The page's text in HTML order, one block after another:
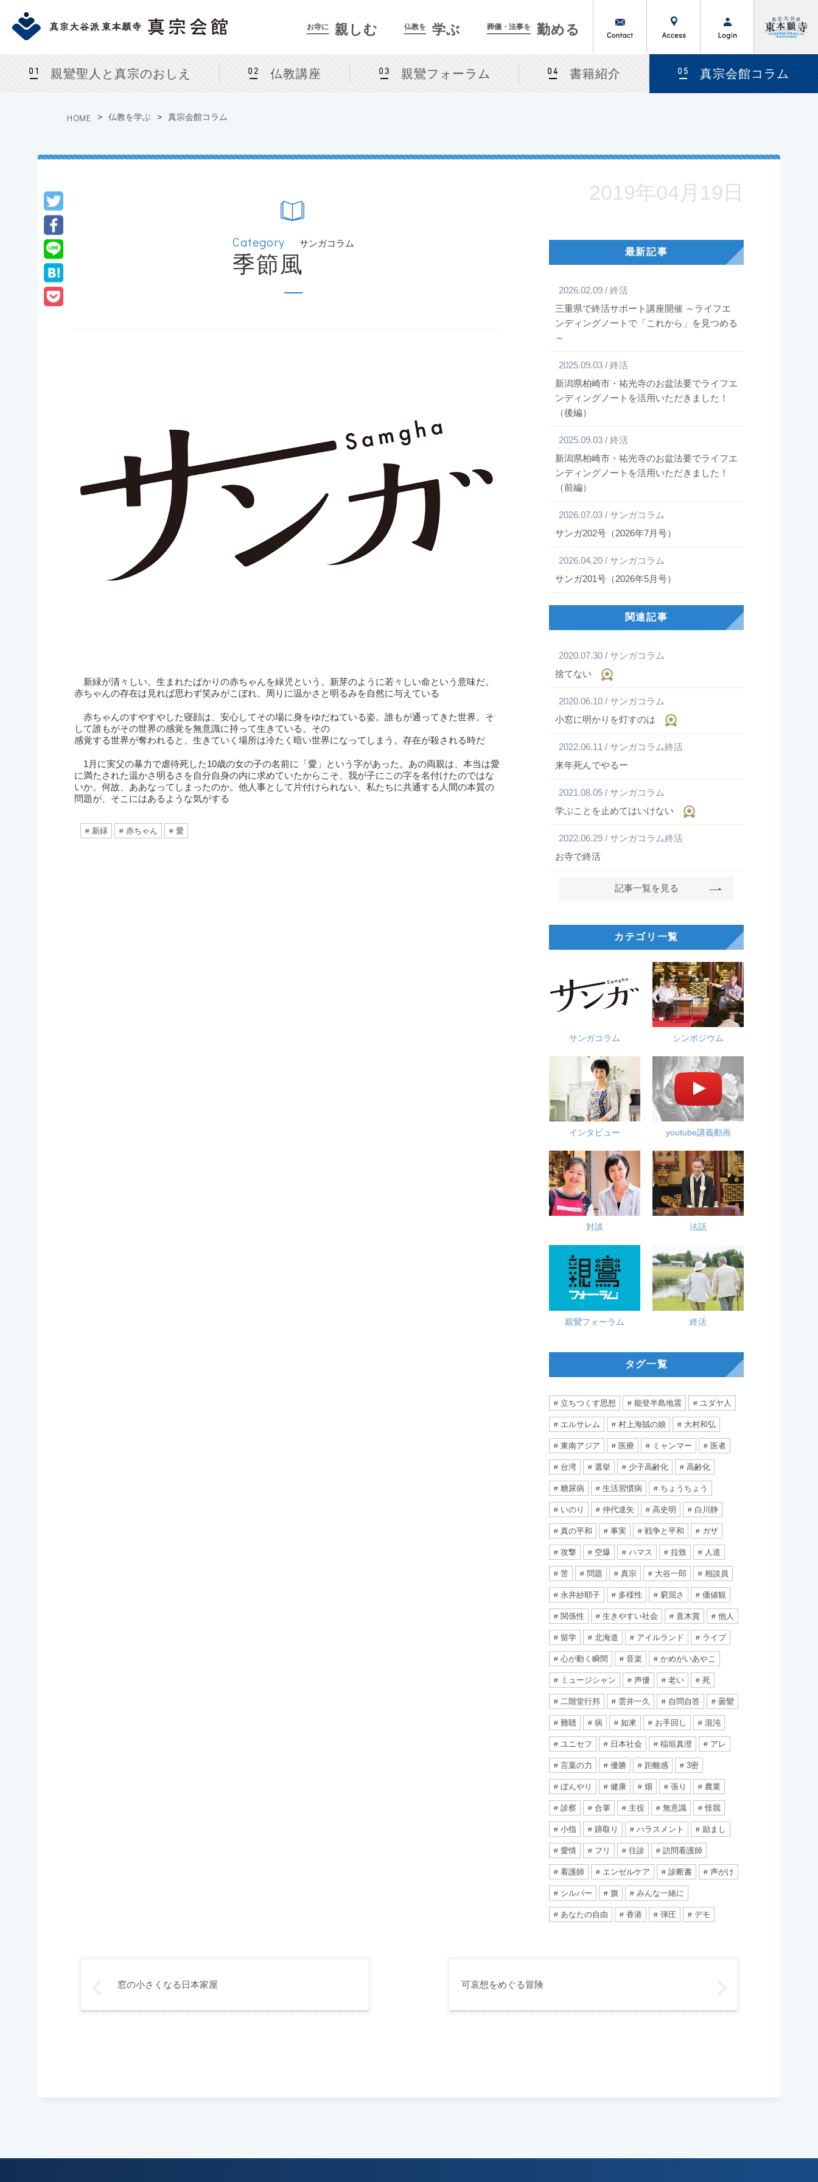
お寺に 親しむ 仏教を 学ぶ 葬儀・法事を 勤める
親鸞聖人と真宗のおしえ 仏教講座 親鸞フォーラム 書籍紹介 真宗会館コラム
HOME > 仏教を学ぶ > 真宗会館コラム
2019年04月19日
Category サンガコラム
季節風
新緑が清々しい。生まれたばかりの赤ちゃんを緑児という。新芽のように若々しい命という意味だ。
赤ちゃんの存在は見れば思わず笑みがこぼれ、周りに温かさと明るみを自然に与えている
赤ちゃんのすやすやした寝顔は、安心してその場に身をゆだねている姿。誰もが通ってきた世界。そ
して誰もがその世界の感覚を無意識に持って生きている。その
感覚する世界が奪われると、生きていく場所は冷たく暗い世界になってしまう。存在が殺される時だ
1月に実父の暴力で虐待死した10歳の女の子の名前に「愛」という字があった。あの両親は、本当は愛
に満たされた温かさ明るさを自分自身の内に求めていたからこそ、我が子にこの字を名付けたのではな
いか。何故、ああなってしまったのか。他人事として片付けられない、私たちに共通する人間の本質の
問題が、そこにはあるような気がする
新緑 赤ちゃん 愛
最新記事
2026.02.09 / 終活
三重県で終活サポート講座開催 ～ライフエ
ンディングノートで「これから」を見つめる
～
2025.09.03 / 終活
新潟県柏崎市・祐光寺のお盆法要でライフエ
ンディングノートを活用いただきました！
（後編）
2025.09.03 / 終活
新潟県柏崎市・祐光寺のお盆法要でライフエ
ンディングノートを活用いただきました！
（前編）
2026.07.03 / サンガコラム
サンガ202号（2026年7月号）
2026.04.20 / サンガコラム
サンガ201号（2026年5月号）
関連記事
2020.07.30 / サンガコラム
捨てない
2020.06.10 / サンガコラム
小窓に明かりを灯すのは
2022.06.11 / サンガコラム終活
来年死んでやるー
2021.08.05 / サンガコラム
学ぶことを止めてはいけない
2022.06.29 / サンガコラム終活
お寺で終活
記事一覧を見る
カテゴリ一覧
サンガコラム シンポジウム
インタビュー youtube講義動画
対談 法話
親鸞フォーラム 終活
タグ一覧
立ちつくす思想 能登半島地震 ユダヤ人
エルサレム 村上海賊の娘 大村和弘
東南アジア 医療 ミャンマー 医者
台湾 選挙 少子高齢化 高齢化
糖尿病 生活習慣病 ちょうちょう
いのり 仲代達矢 高史明 白川静
真の平和 事実 戦争と平和 ガザ
攻撃 空爆 ハマス 拉致 人道
苦 問題 真宗 大谷一郎 相談員
永井紗耶子 多様性 窮屈さ 価値観
関係性 生きやすい社会 直木賞 他人
留学 北海道 アイルランド ライブ
心が動く瞬間 音楽 かめがいあやこ
ミュージシャン 声優 老い 死
二階堂行邦 雲井一久 自問自答 曇鸞
難聴 病 如來 お手回し 混沌
ユニセフ 日本社会 稲垣真澄 アレ
言葉の力 優勝 距離感 3密
ぼんやり 健康 畑 張り 農業
診察 合掌 主役 無意識 怪我
小指 跡取り ハラスメント 励まし
愛情 フリ 往診 訪問看護師
看護師 エンゼルケア 診断書 声がけ
シルバー 旗 みんな一緒に
あなたの自由 香港 弾圧 デモ
窓の小さくなる日本家屋 可哀想をめぐる冒険